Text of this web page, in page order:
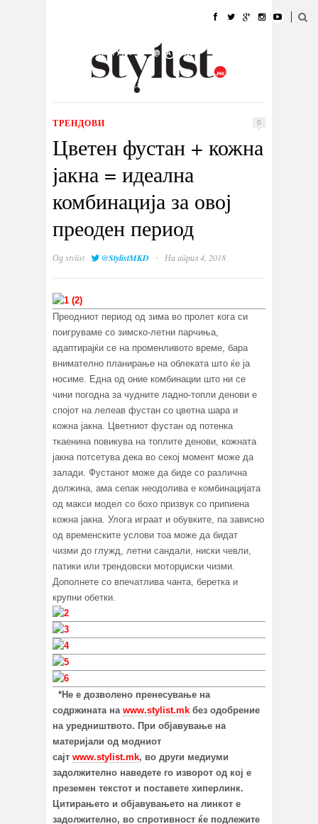
УБАВИНА
КУЛТУРА @РАБОТА
ИЗЛОГ
ТРЕНДОВИ 0
Цветен фустан + кожна
јакна = идеална
комбинација за овој
преоден период
Одstylist @StylistMKD · На април 4, 2018
Преодниот период од зима во пролет кога си
поигруваме со зимско-летни парчиња,
адаптирајќи се на променливото време, бара
внимателно планирање на облеката што ќе ја
носиме. Една од оние комбинации што ни се
чини погодна за чудните ладно-топли денови е
спојот на лелеав фустан со цветна шара и
кожна јакна. Цветниот фустан од потенка
ткаенина повикува на топлите денови, кожната
јакна потсетува дека во секој момент може да
залади. Фустанот може да биде со различна
должина, ама сепак неодолива е комбинацијата
од макси модел со бохо призвук со припиена
кожна јакна. Улога играат и обувките, па зависно
од временските услови тоа може да бидат
чизми до глужд, летни сандали, ниски чевли,
патики или трендовски моторџиски чизми.
Дополнете со впечатлива чанта, беретка и
крупни обетки.
*Не е дозволено пренесување на
содржината на www.stylist.mk без одобрение
на уредништвото. При објавување на
материјали од модниот
сајт www.stylist.mk, во други медиуми
задолжително наведете го изворот од кој е
преземен текстот и поставете хиперлинк.
Цитирањето и објавувањето на линкот е
задолжително, во спротивност ќе подлежите